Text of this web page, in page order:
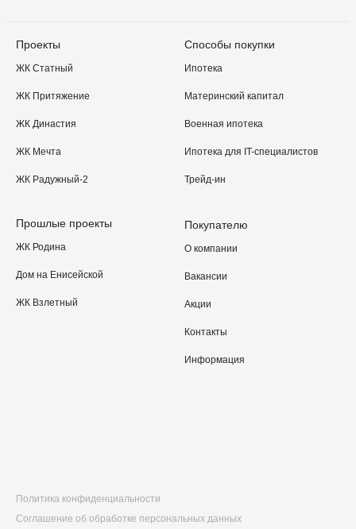
Проекты
ЖК Статный
ЖК Притяжение
ЖК Династия
ЖК Мечта
ЖК Радужный-2
Прошлые проекты
ЖК Родина
Дом на Енисейской
ЖК Взлетный
Способы покупки
Ипотека
Материнский капитал
Военная ипотека
Ипотека для IT-специалистов
Трейд-ин
Покупателю
О компании
Вакансии
Акции
Контакты
Информация
Политика конфиденциальности
Соглашение об обработке персональных данных